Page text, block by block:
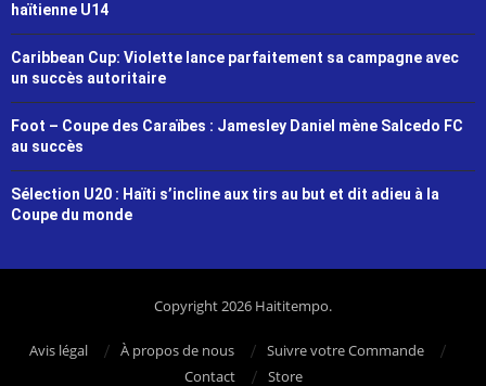
haïtienne U14
Caribbean Cup: Violette lance parfaitement sa campagne avec
un succès autoritaire
Foot – Coupe des Caraïbes : Jamesley Daniel mène Salcedo FC
au succès
Sélection U20 : Haïti s’incline aux tirs au but et dit adieu à la
Coupe du monde
Copyright 2026 Haititempo.
Avis légal À propos de nous
Suivre votre Commande
Contact
Store